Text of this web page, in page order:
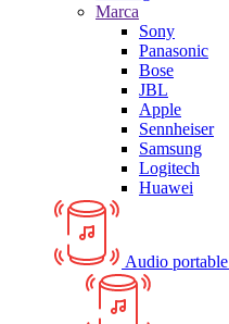
Marca
Sony
Panasonic
Bose
JBL
Apple
Sennheiser
Samsung
Logitech
Huawei
Audio portable